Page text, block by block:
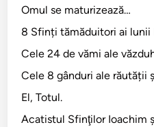
Omul se maturizează…
8 Sfinți tămăduitori ai lunii
Cele 24 de vămi ale
Cele 8 gânduri ale răutății
El, Totul.
Acatistul Sfinţilor Ioachim